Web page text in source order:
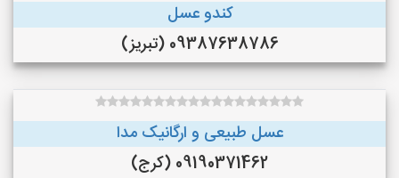
کندو عسل
09387638786 (تبریز)
عسل طبیعی و ارگانیک مدا
09190371462 (کرج)